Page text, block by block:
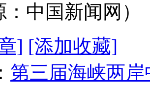
：中国新闻网）
] [添加收藏]
第三届海峡两